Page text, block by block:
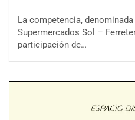
La competencia, denominada
Supermercados Sol –
participación de…